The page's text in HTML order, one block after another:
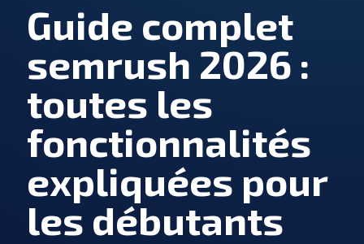
Guide complet
semrush 2026 :
toutes les
fonctionnalités
expliquées pour
les débutants